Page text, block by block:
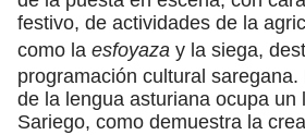
festivo, de actividades de la
como la esfoyaza y la siega,
programación cultural
de la lengua asturiana ocupa un
Sariego, como demuestra la